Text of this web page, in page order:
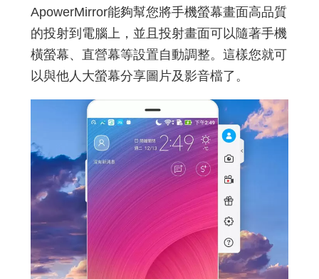
ApowerMirror能夠幫您將手機螢幕畫面高品質
的投射到電腦上，並且投射畫面可以隨著手機
橫螢幕、直營幕等設置自動調整。這樣您就可
以與他人大螢幕分享圖片及影音檔了。